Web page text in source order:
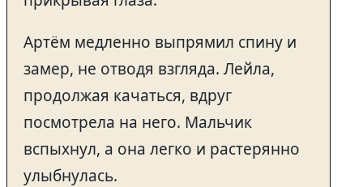
Артём медленно выпрямил спину и
замер, не отводя взгляда. Лейла,
продолжая качаться, вдруг
посмотрела на него. Мальчик
вспыхнул, а она легко и растерянно
улыбнулась.